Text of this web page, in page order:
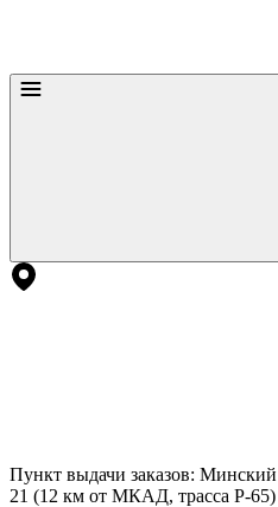
Пункт выдачи заказов:
21 (12 км от МКАД, трасса P-65)